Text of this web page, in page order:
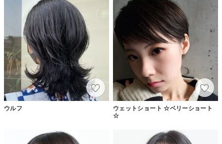
ウルフ
ウェットショート ☆ベリーショート
☆